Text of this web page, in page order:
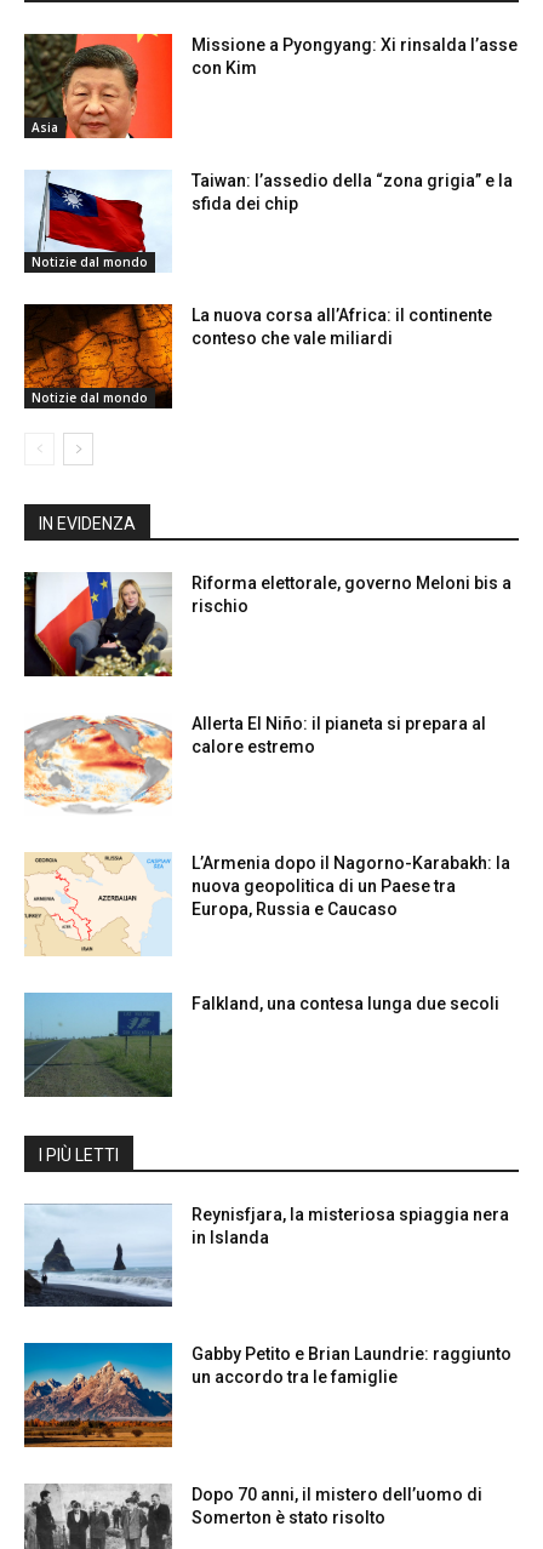
Asia
Missione a Pyongyang: Xi rinsalda l’asse
con Kim
Notizie dal mondo
Taiwan: l’assedio della “zona grigia” e la
sfida dei chip
Notizie dal mondo
La nuova corsa all’Africa: il continente
conteso che vale miliardi
IN EVIDENZA
Riforma elettorale, governo Meloni bis a
rischio
Allerta El Niño: il pianeta si prepara al
calore estremo
L’Armenia dopo il Nagorno-Karabakh: la
nuova geopolitica di un Paese tra
Europa, Russia e Caucaso
Falkland, una contesa lunga due secoli
I PIÙ LETTI
Reynisfjara, la misteriosa spiaggia nera
in Islanda
Gabby Petito e Brian Laundrie: raggiunto
un accordo tra le famiglie
Dopo 70 anni, il mistero dell’uomo di
Somerton è stato risolto